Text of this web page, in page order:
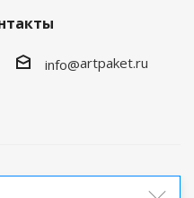
info@artpaket.ru